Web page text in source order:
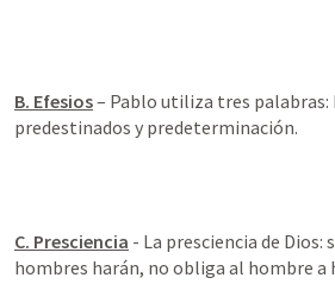
B. Efesios – Pablo utiliza tres palabras:
predestinados y predeterminación.
C. Presciencia - La presciencia de Dios:
hombres harán, no obliga al hombre a